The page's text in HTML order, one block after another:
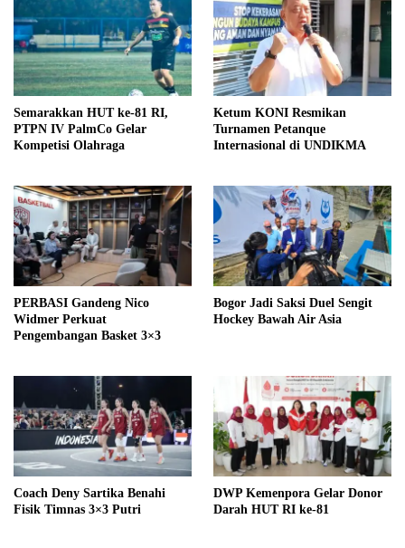
Semarakkan HUT ke-81 RI,
PTPN IV PalmCo Gelar
Kompetisi Olahraga
Ketum KONI Resmikan
Turnamen Petanque
Internasional di UNDIKMA
PERBASI Gandeng Nico
Widmer Perkuat
Pengembangan Basket 3×3
Bogor Jadi Saksi Duel Sengit
Hockey Bawah Air Asia
Coach Deny Sartika Benahi
Fisik Timnas 3×3 Putri
DWP Kemenpora Gelar Donor
Darah HUT RI ke-81